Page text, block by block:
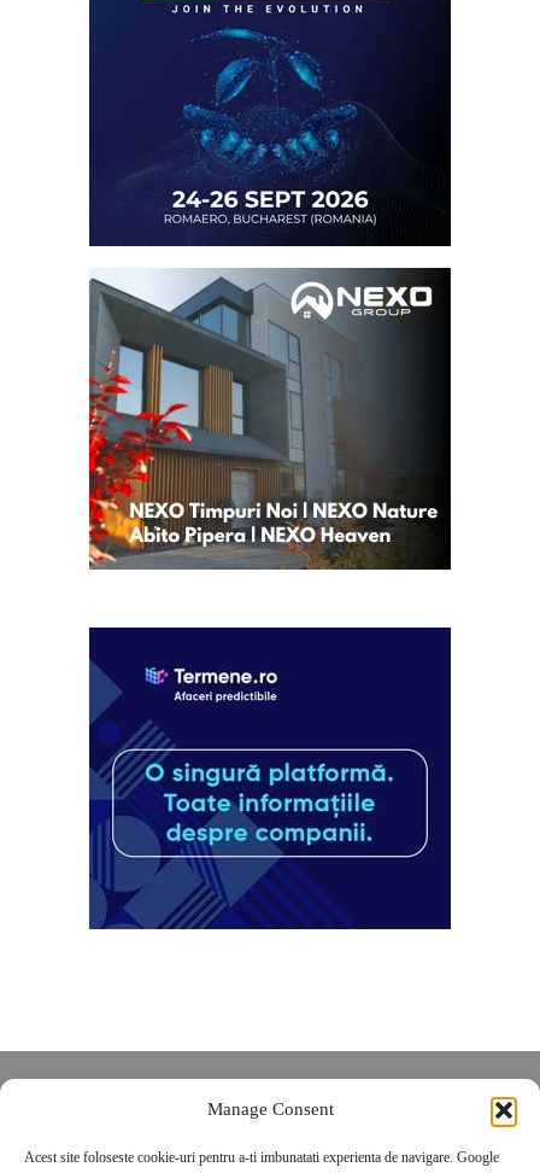
Manage Consent
Acest site foloseste cookie-uri pentru a-ti imbunatati experienta de navigare. Google
POLITICĂ DE CONFIDENȚIALITATE